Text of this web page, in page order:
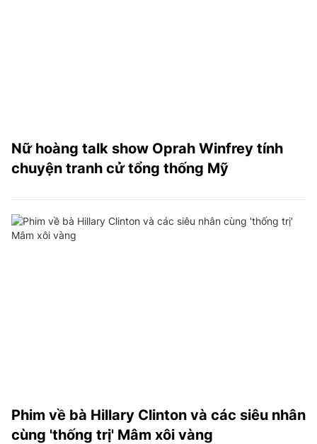
Nữ hoàng talk show Oprah Winfrey tính
chuyện tranh cử tổng thống Mỹ
Phim về bà Hillary Clinton và các siêu nhân
cùng 'thống trị' Mâm xôi vàng